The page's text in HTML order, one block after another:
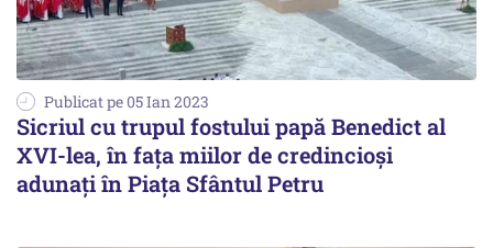
Publicat pe 05 Ian 2023
Sicriul cu trupul fostului papă Benedict al
XVI-lea, în faţa miilor de credincioşi
adunaţi în Piaţa Sfântul Petru